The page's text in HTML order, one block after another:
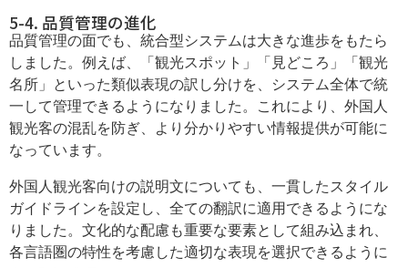
5-4. 品質管理の進化
品質管理の面でも、統合型システムは大きな進歩をもたら
しました。例えば、「観光スポット」「見どころ」「観光
名所」といった類似表現の訳し分けを、システム全体で統
一して管理できるようになりました。これにより、外国人
観光客の混乱を防ぎ、より分かりやすい情報提供が可能に
なっています。
外国人観光客向けの説明文についても、一貫したスタイル
ガイドラインを設定し、全ての翻訳に適用できるようにな
りました。文化的な配慮も重要な要素として組み込まれ、
各言語圏の特性を考慮した適切な表現を選択できるように